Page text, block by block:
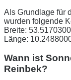
Als Grundlage für
wurden folgende
Breite:
Länge:
Wann ist
Reinbek?